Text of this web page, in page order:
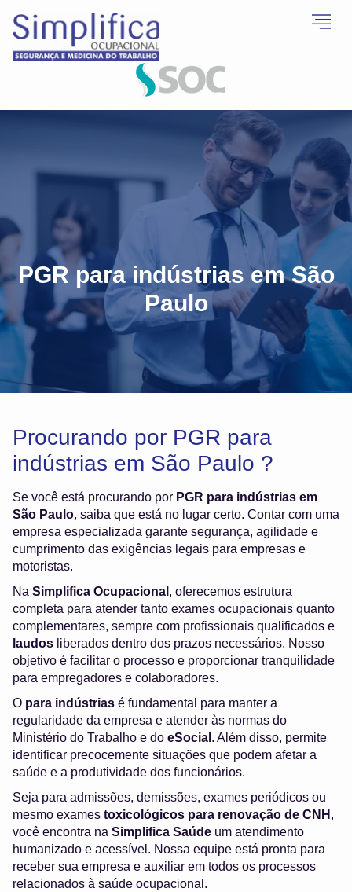
PGR para indústrias em São
Paulo
Procurando por PGR para
indústrias em São Paulo ?
Se você está procurando por PGR para indústrias em
São Paulo, saiba que está no lugar certo. Contar com uma
empresa especializada garante segurança, agilidade e
cumprimento das exigências legais para empresas e
motoristas.
Na Simplifica Ocupacional , oferecemos estrutura
completa para atender tanto exames ocupacionais quanto
complementares, sempre com profissionais qualificados e
laudos liberados dentro dos prazos necessários. Nosso
objetivo é facilitar o processo e proporcionar tranquilidade
para empregadores e colaboradores.
O para indústrias é fundamental para manter a
regularidade da empresa e atender às normas do
Ministério do Trabalho e do eSocial . Além disso, permite
identificar precocemente situações que podem afetar a
saúde e a produtividade dos funcionários.
Seja para admissões, demissões, exames periódicos ou
mesmo exames toxicológicos para renovação de CNH ,
você encontra na Simplifica Saúde um atendimento
humanizado e acessível. Nossa equipe está pronta para
receber sua empresa e auxiliar em todos os processos
relacionados à saúde ocupacional.